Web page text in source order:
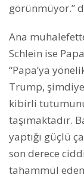
görünmüyor.”
Ana
Schlein ise
“Papa’ya
Trump,
kibirli tutumunu
taşımaktadır.
yaptığı güçlü
son derece
tahammül